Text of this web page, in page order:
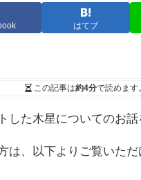
はてブ
この記事は約4分で読めます。
た木星についてのお話
は、以下よりご覧いただ